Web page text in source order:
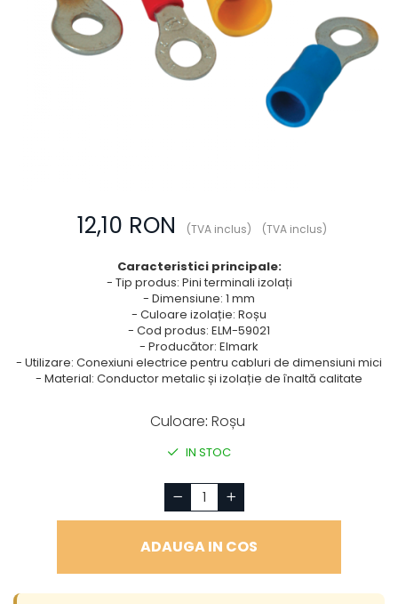
Prize TV
Prize și fișe industriale
Întrerupătoare12,10 RON (TVA inclus) (TVA inclus)
Caracteristici principale:
- Tip produs: Pini terminali izolați
- Dimensiune: 1 mm
- Culoare izolație: Roșu
- Cod produs: ELM-59021
- Producător: Elmark
- Utilizare: Conexiuni electrice pentru cabluri de dimensiuni mici
- Material: Conductor metalic și izolație de înaltă calitate
Culoare: Roșu
IN STOC
ADAUGA IN COS